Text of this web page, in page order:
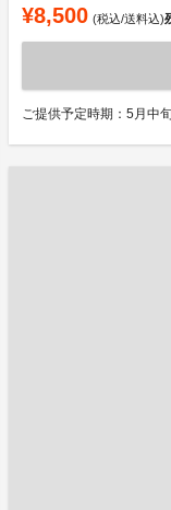
¥8,500 (税込/送料込)
ご提供予定時期：5月中